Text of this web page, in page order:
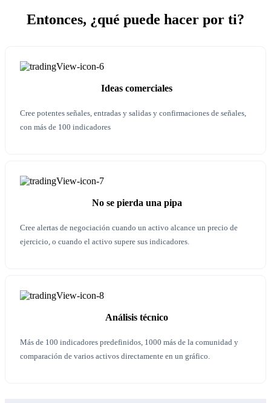
Entonces, ¿qué puede hacer por ti?
Ideas comerciales
Cree potentes señales, entradas y salidas y confirmaciones de señales,
con más de 100 indicadores
No se pierda una pipa
Cree alertas de negociación cuando un activo alcance un precio de
ejercicio, o cuando el activo supere sus indicadores.
Análisis técnico
Más de 100 indicadores predefinidos, 1000 más de la comunidad y
comparación de varios activos directamente en un gráfico.